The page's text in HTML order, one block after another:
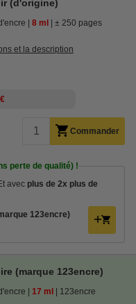
(d'origine)
8 ml ± 250 pages
et la description
Commander
perte de qualité) !
avec plus de 2x plus de
123encre)
(marque 123encre)
17 ml 123encre